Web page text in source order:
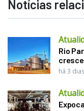
Notícias
Rio
há 3 dias